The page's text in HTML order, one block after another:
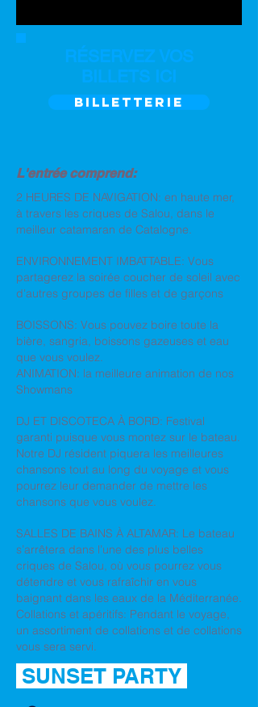
RÉSERVEZ VOS
BILLETS ICI
BILLETTERIE
L'entrée comprend:
2 HEURES DE NAVIGATION: en haute mer,
à travers les criques de Salou, dans le
meilleur catamaran de Catalogne.
ENVIRONNEMENT IMBATTABLE: Vous
partagerez la soirée coucher de soleil avec
d'autres groupes de filles et de garçons
BOISSONS: Vous pouvez boire toute la
bière, sangria, boissons gazeuses et eau
que vous voulez.
ANIMATION: la meilleure animation de nos
Showmans
DJ ET DISCOTECA À BORD: Festival
garanti puisque vous montez sur le bateau.
Notre DJ résident piquera les meilleures
chansons tout au long du voyage et vous
pourrez leur demander de mettre les
chansons que vous voulez.
SALLES DE BAINS À ALTAMAR: Le bateau
s’arrêtera dans l’une des plus belles
criques de Salou, où vous pourrez vous
détendre et vous rafraîchir en vous
baignant dans les eaux de la Méditerranée.
Collations et apéritifs: Pendant le voyage,
un assortiment de collations et de collations
vous sera servi.
SUNSET PARTY